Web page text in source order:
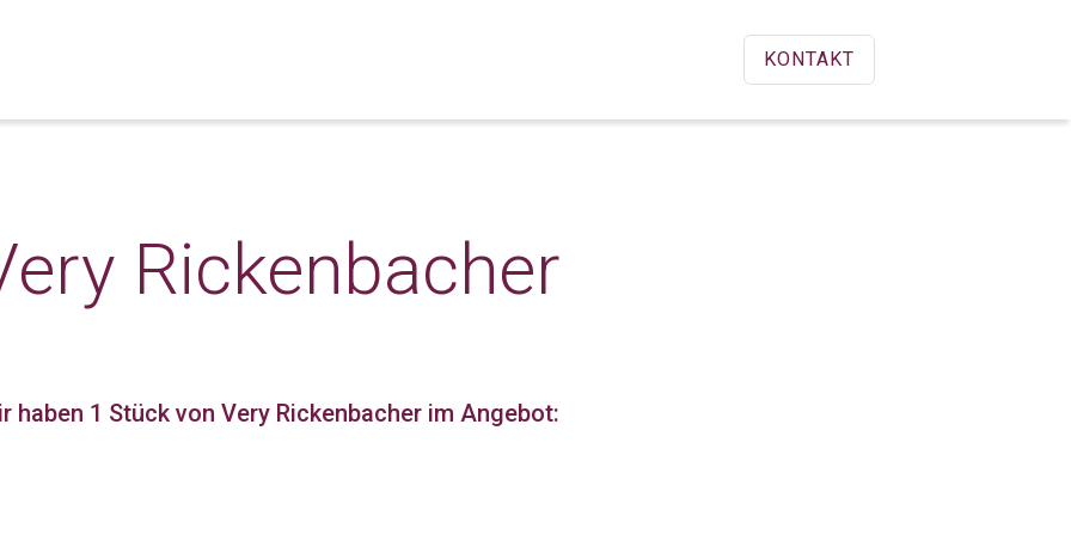
KONTAKT
Rickenbacher
haben 1 Stückvon Very Rickenbacher im Angebot: